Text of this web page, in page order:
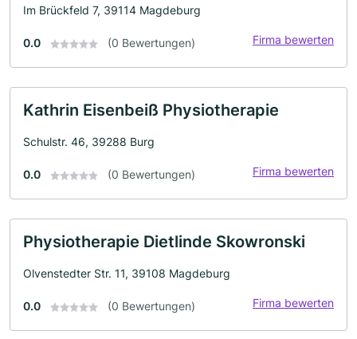
Im Brückfeld 7, 39114 Magdeburg
0.0 (0 Bewertungen) Firma bewerten
Kathrin Eisenbeiß Physiotherapie
Schulstr. 46, 39288 Burg
0.0 (0 Bewertungen) Firma bewerten
Physiotherapie Dietlinde Skowronski
Olvenstedter Str. 11, 39108 Magdeburg
0.0 (0 Bewertungen) Firma bewerten